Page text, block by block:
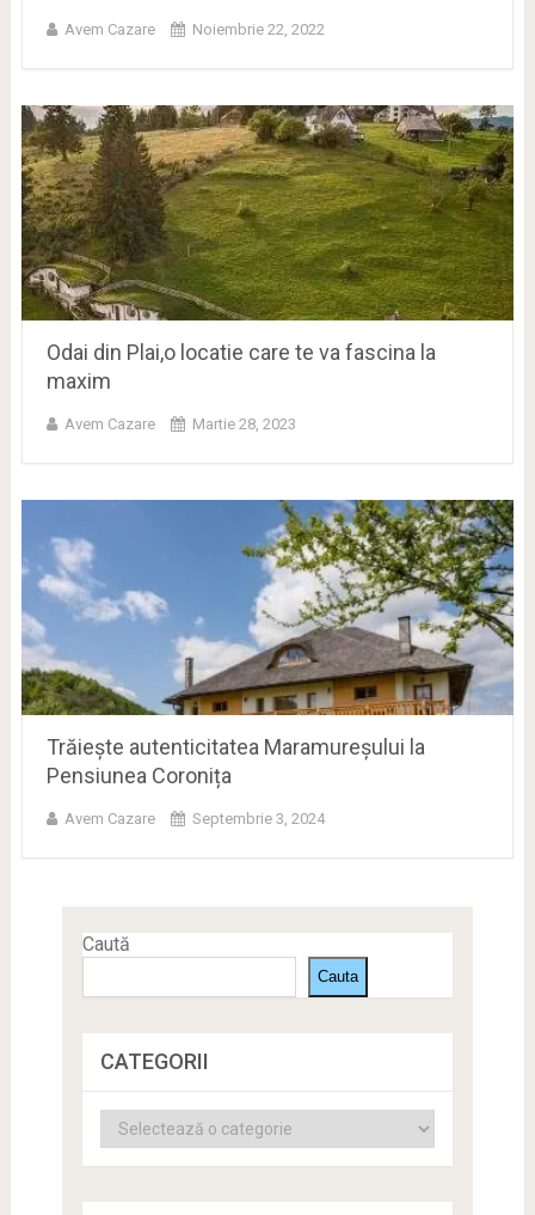
Avem Cazare Noiembrie 22, 2022
Odai din Plai,o locatie care te va fascina la
maxim
Avem Cazare Martie 28, 2023
Trăiește autenticitatea Maramureșului la
Pensiunea Coronița
Avem Cazare Septembrie 3, 2024
Caută
Cauta
CATEGORII
Categorii